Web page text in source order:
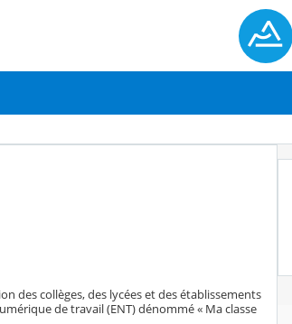
des collèges, des lycées et des établissements
de travail (ENT) dénommé « Ma classe